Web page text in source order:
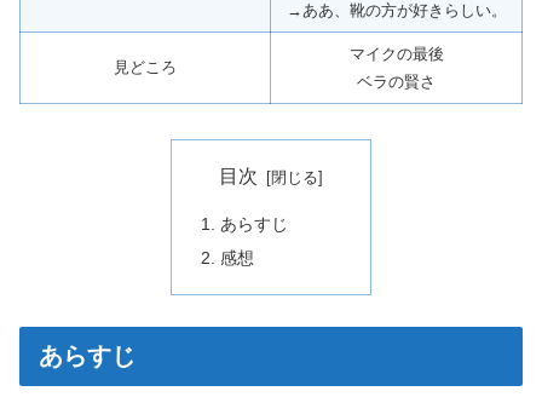
→ああ、靴の方が好きらしい。
見どころ
マイクの最後
ベラの賢さ
目次
あらすじ
感想
あらすじ